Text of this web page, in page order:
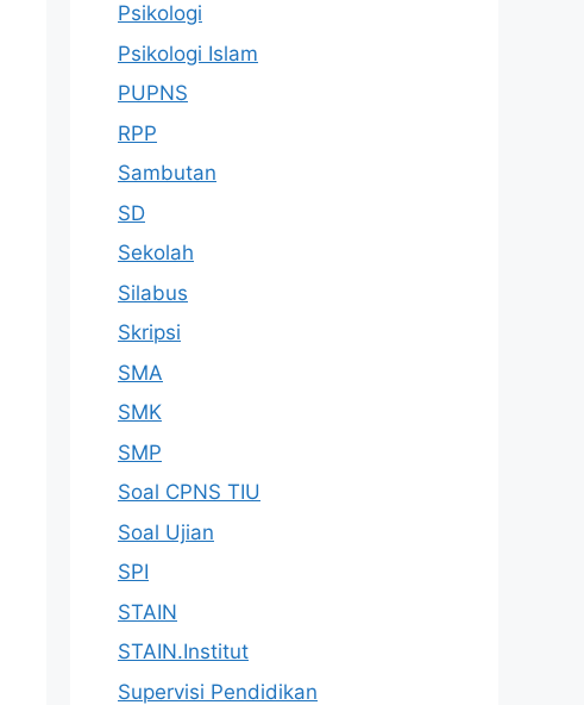
Psikologi
Psikologi Islam
PUPNS
RPP
Sambutan
SD
Sekolah
Silabus
Skripsi
SMA
SMK
SMP
Soal CPNS TIU
Soal Ujian
SPI
STAIN
STAIN.Institut
Supervisi Pendidikan